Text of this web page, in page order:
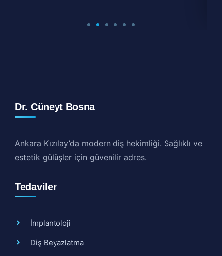
Dr. Cüneyt Bosna
Ankara Kızılay’da modern diş hekimliği. Sağlıklı ve
estetik gülüşler için güvenilir adres.
Tedaviler
İmplantoloji
Diş Beyazlatma